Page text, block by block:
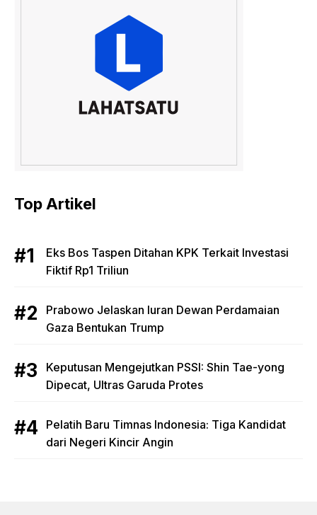
Top Artikel
Eks Bos Taspen Ditahan KPK Terkait Investasi
Fiktif Rp1 Triliun
Prabowo Jelaskan Iuran Dewan Perdamaian
Gaza Bentukan Trump
Keputusan Mengejutkan PSSI: Shin Tae-yong
Dipecat, Ultras Garuda Protes
Pelatih Baru Timnas Indonesia: Tiga Kandidat
dari Negeri Kincir Angin